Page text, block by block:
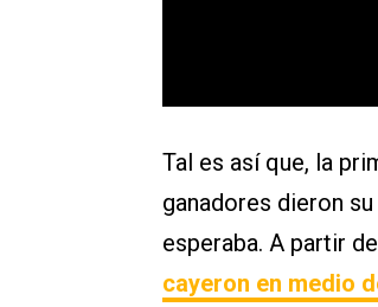
Tal es así que, la
ganadores dieron
esperaba. A partir
cayeron en medio